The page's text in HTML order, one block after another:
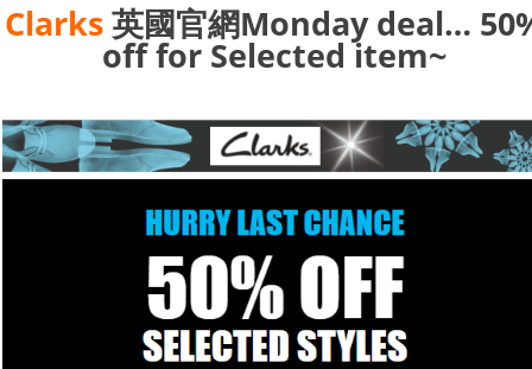
Clarks英國官網Monday deal…
off for Selected item~